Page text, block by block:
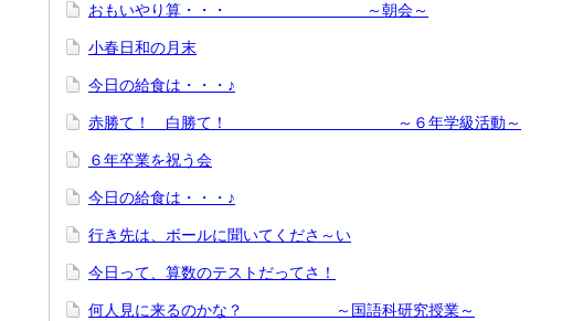
おもいやり算・・・ ～朝会～
小春日和の月末
今日の給食は・・・♪
赤勝て！ 白勝て！ ～６年学級活動～
６年卒業を祝う会
今日の給食は・・・♪
行き先は、ボールに聞いてくださ～い
今日って、算数のテストだってさ！
何人見に来るのかな？ ～国語科研究授業～